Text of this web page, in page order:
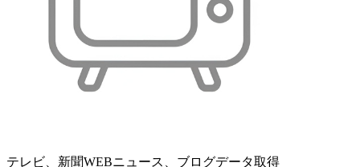
テレビ、新聞WEBニュース、ブログデータ取得